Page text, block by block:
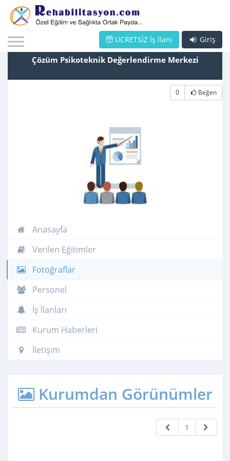
Giriş
ÜCRETSİZ İş İlanı
Çözüm Psikoteknik Değerlendirme Merkezi
0 Beğen
Anasayfa
Verilen Eğitimler
Fotoğraflar
Personel
İş İlanları
Kurum Haberleri
İletişim
Kurumdan Görünümler
1